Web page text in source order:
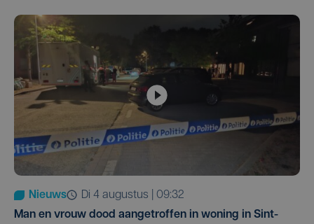
Nieuws
di 4 augustus | 09:32
Man en vrouw dood aangetroffen in woning in Sint-